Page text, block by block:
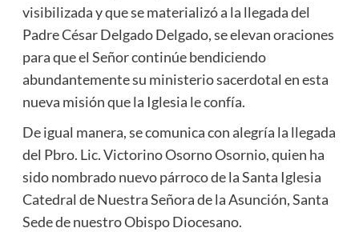
visibilizada y que se materializó a la llegada del
Padre César Delgado Delgado, se elevan oraciones
para que el Señor continúe bendiciendo
abundantemente su ministerio sacerdotal en esta
nueva misión que la Iglesia le confía.
De igual manera, se comunica con alegría la llegada
del Pbro. Lic. Victorino Osorno Osornio, quien ha
sido nombrado nuevo párroco de la Santa Iglesia
Catedral de Nuestra Señora de la Asunción, Santa
Sede de nuestro Obispo Diocesano.